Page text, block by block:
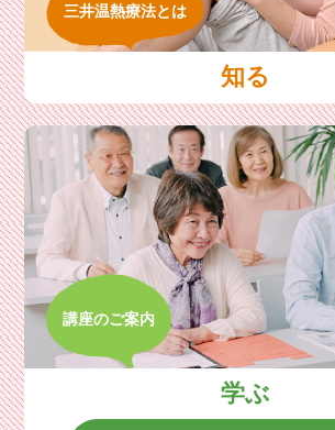
三井温熱療法とは
知る
講座のご案内
学ぶ